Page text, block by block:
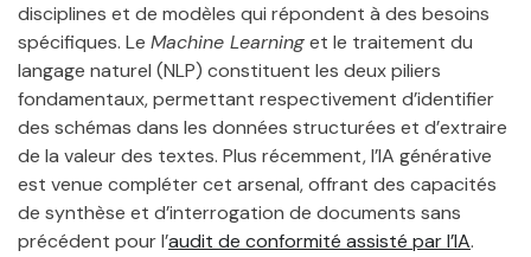
disciplines et de modèles qui répondent à des besoins
spécifiques. Le Machine Learninget le traitement du
langage naturel (NLP) constituent les deux piliers
fondamentaux, permettant respectivement d’identifier
des schémas dans les données structurées et d’extraire
de la valeur des textes. Plus récemment, l’IA générative
est venue compléter cet arsenal, offrant des capacités
de synthèse et d’interrogation de documents sans
précédent pour l’audit de conformité assisté par l’IA.